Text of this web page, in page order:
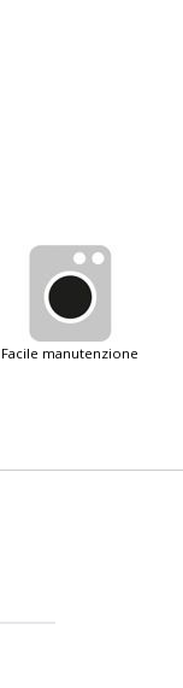
facile manutenzione